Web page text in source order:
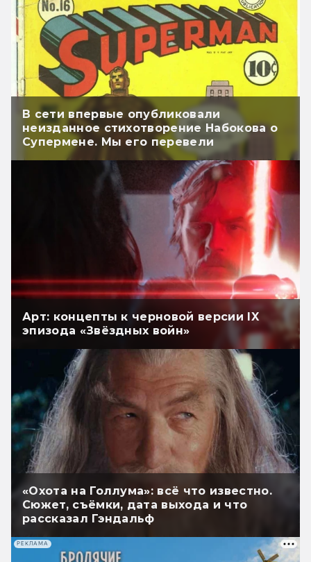
В сети впервые опубликовали
неизданное стихотворение Набокова о
Супермене. Мы его перевели
Арт: концепты к черновой версии IX
эпизода «Звёздных войн»
«Охота на Голлума»: всё что известно.
Сюжет, съёмки, дата выхода и что
рассказал Гэндальф
РЕКЛАМА